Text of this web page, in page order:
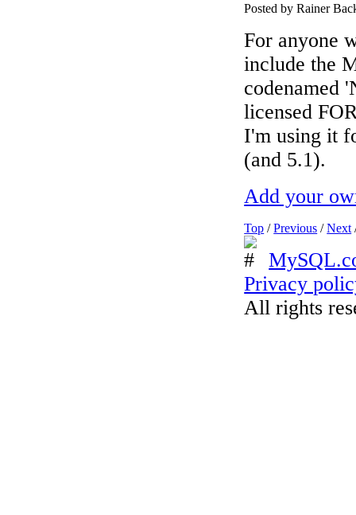
Posted by Rainer
For anyone
include the
codenamed
licensed
I'm using it
(and 5.1).
Add your
Top /Previous /Next
Privacy
All rights